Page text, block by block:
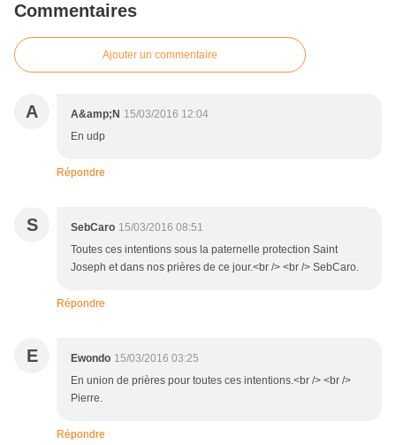
Commentaires
Ajouter un commentaire
A A&amp;N 15/03/2016 12:04
En udp
Répondre
S SebCaro 15/03/2016 08:51
Toutes ces intentions sous la paternelle protection Saint
Joseph et dans nos prières de ce jour.<br /> <br /> SebCaro.
Répondre
E Ewondo 15/03/2016 03:25
En union de prières pour toutes ces intentions.<br /> <br />
Pierre.
Répondre